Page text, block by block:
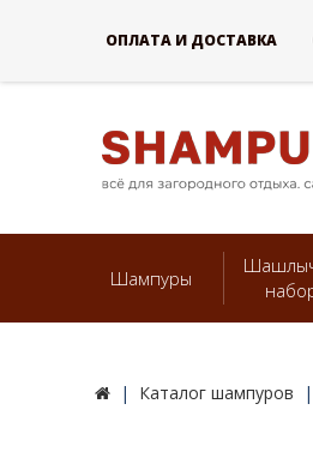
Шампуры
Каталог шампуров
ОПЛАТА И ДОСТАВКА